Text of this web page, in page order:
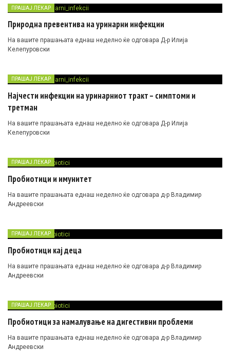
ПРАШАЈ ЛЕКАР
Природна превентива на уринарни инфекции
На вашите прашањата еднаш неделно ќе одговара Д-р Илија
Келепуровски
ПРАШАЈ ЛЕКАР
Најчести инфекции на уринарниот тракт – симптоми и
третман
На вашите прашањата еднаш неделно ќе одговара Д-р Илија
Келепуровски
ПРАШАЈ ЛЕКАР
Пробиотици и имунитет
На вашите прашањата еднаш неделно ќе одговара д-р Владимир
Андреевски
ПРАШАЈ ЛЕКАР
Пробиотици кај деца
На вашите прашањата еднаш неделно ќе одговара д-р Владимир
Андреевски
ПРАШАЈ ЛЕКАР
Пробиотици за намалување на дигестивни проблеми
На вашите прашањата еднаш неделно ќе одговара д-р Владимир
Андреевски